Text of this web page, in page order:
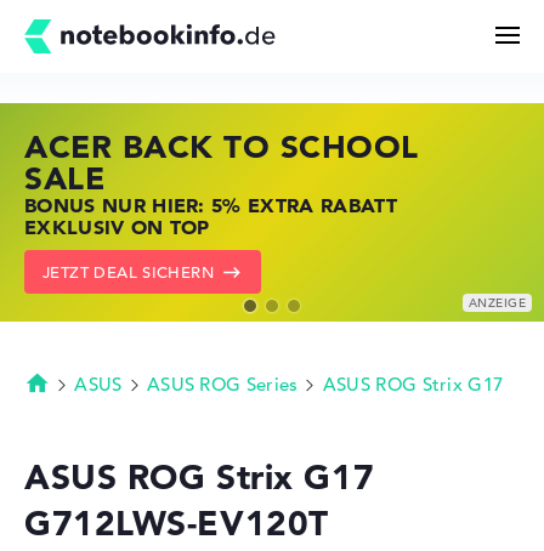
Kaufberatung
Technik & Wissen
Deals
Merkzettel
ACER BACK TO SCHOOL
SALE
BONUS NUR HIER: 5% EXTRA RABATT
EXKLUSIV ON TOP
JETZT DEAL SICHERN
HP STORE SSV DEALS
JETZT ZUGREIFEN: NOTEBOOKS BEI HP
KRÄFTIG REDUZIERT
ZU DEN HP ANGEBOTEN
LENOVO LAPTOP DEALS
NOTEBOOKS BEI LENOVO JETZT
KRÄFTIG REDUZIERT
LENOVO DEALS ZEIGEN
Startseite
ASUS ASUS ROG Series ASUS ROG Strix G17
ASUS ROG Strix G17
G712LWS-EV120T